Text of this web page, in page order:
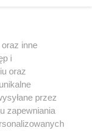
inne
i
oraz
przez
zapewniania